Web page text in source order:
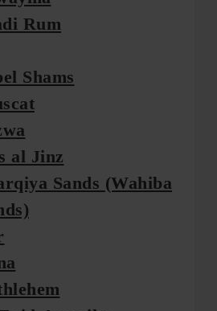
Rum
Shams
al Jinz
Sands (Wahiba